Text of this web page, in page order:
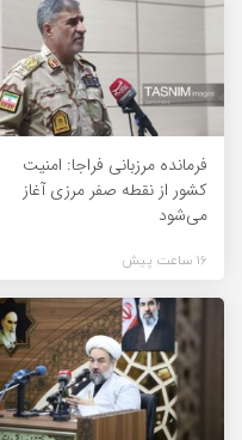
فرمانده مرزبانی فراجا: امنیت
کشور از نقطه صفر مرزی آغاز
می‌شود
16 ساعت پیش